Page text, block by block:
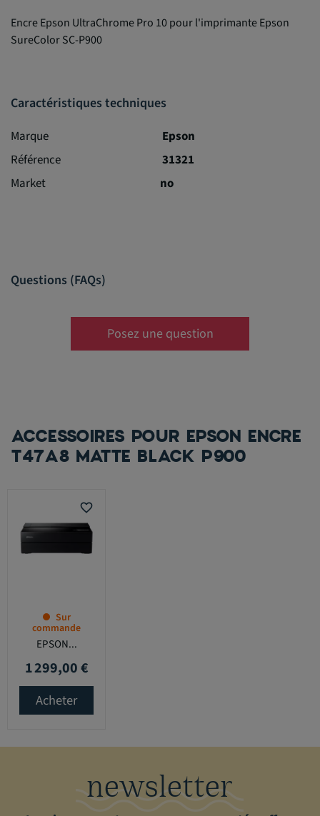
Encre Epson UltraChrome Pro 10 pour l'imprimante Epson
SureColor SC-P900
Caractéristiques techniques
Marque
Epson
Référence
31321
Market
no
Questions (FAQs)
Posez une question
ACCESSOIRES POUR EPSON ENCRE
T47A8 MATTE BLACK P900
favorite_border
Sur
commande
EPSON...
Prix
1 299,00 €
Acheter
newsletter